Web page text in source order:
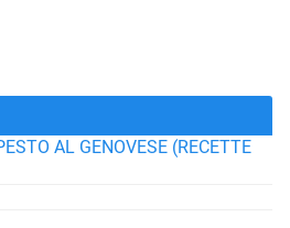
AL GENOVESE (RECETTE